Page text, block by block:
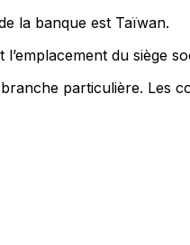
la banque est Taïwan.
du siège
particulière. Les